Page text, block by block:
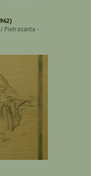
Pietrasanta -